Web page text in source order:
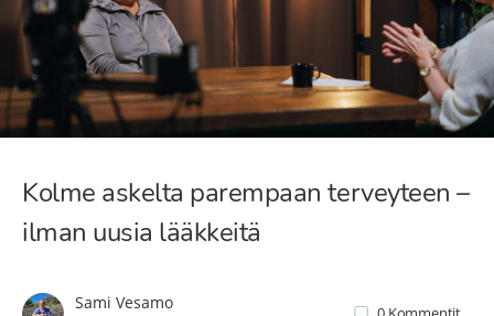
Kolme askelta parempaan terveyteen –
ilman uusia lääkkeitä
Sami Vesamo